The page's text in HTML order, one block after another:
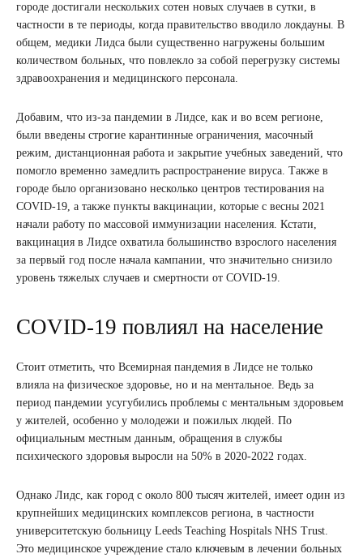
городе достигали нескольких сотен новых случаев в сутки, в
частности в те периоды, когда правительство вводило локдауны. В
общем, медики Лидса были существенно нагружены большим
количеством больных, что повлекло за собой перегрузку системы
здравоохранения и медицинского персонала.
Добавим, что из-за пандемии в Лидсе, как и во всем регионе,
были введены строгие карантинные ограничения, масочный
режим, дистанционная работа и закрытие учебных заведений, что
помогло временно замедлить распространение вируса. Также в
городе было организовано несколько центров тестирования на
COVID-19, а также пункты вакцинации, которые с весны 2021
начали работу по массовой иммунизации населения. Кстати,
вакцинация в Лидсе охватила большинство взрослого населения
за первый год после начала кампании, что значительно снизило
уровень тяжелых случаев и смертности от COVID-19.
COVID-19 повлиял на население
Стоит отметить, что Всемирная пандемия в Лидсе не только
влияла на физическое здоровье, но и на ментальное. Ведь за
период пандемии усугубились проблемы с ментальным здоровьем
у жителей, особенно у молодежи и пожилых людей. По
официальным местным данным, обращения в службы
психического здоровья выросли на 50% в 2020-2022 годах.
Однако Лидс, как город с около 800 тысяч жителей, имеет один из
крупнейших медицинских комплексов региона, в частности
университетскую больницу Leeds Teaching Hospitals NHS Trust.
Это медицинское учреждение стало ключевым в лечении больных